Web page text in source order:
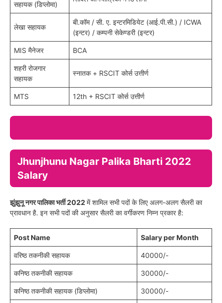
सहायक (डिप्लोमा)
लेखा सहायक
बी.कॉम / सी. ए. इन्टरमिडियेट (आई.पी.सी.) / ICWA
(इन्टर) / कम्पनी सेकेण्डरी (इन्टर)
MIS मैनेजर BCA
शहरी रोजगार
सहायक
स्नातक + RSCIT कोर्स उत्तीर्ण
MTS 12th + RSCIT कोर्स उत्तीर्ण
Jhunjhunu Nagar Palika Bharti 2022
Salary
झुंझुनू नगर पालिका भर्ती2022 में शामिल सभी पदों के लिए अलग-अलग सैलरी का
प्रावधान है. इन सभी पदों की अनुसार सैलरी का वर्गीकरण निम्न प्रकार है:
Post Name Salary per Month
वरिष्ठ तकनीकी सहायक 40000/-
कनिष्ठ तकनीकी सहायक 30000/-
कनिष्ठ तकनीकी सहायक (डिप्लोमा) 30000/-